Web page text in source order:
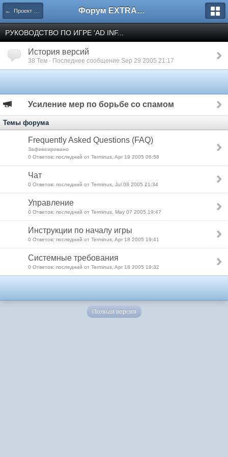
← Проект "Ad Infinitum" Форум EXTRACTOR.ru
РУКОВОДСТВО ПО ИГРЕ 'AD INF...
История версий
38 Тем · Последнее сообщение Sep 29 2005 21:17
Усиление мер по борьбе со спамом
Темы форума
Frequently Asked Questions (FAQ)
Зафиксировано
0 Ответов: последний от Terminus, Apr 19 2005 06:58
Чат
0 Ответов: последний от Terminus, Jul 08 2005 21:34
Управление
0 Ответов: последний от Terminus, May 07 2005 19:47
Инструкции по началу игры
0 Ответов: последний от Terminus, Apr 18 2005 19:41
Системные требования
0 Ответов: последний от Terminus, Apr 18 2005 19:32
Полная версия